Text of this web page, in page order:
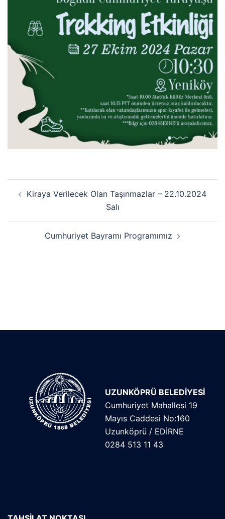
Kiraya Verilecek Olan Taşınmazlar – 22.10.2024
Salı
Cumhuriyet Bayramı Programımız
UZUNKÖPRÜ BELEDİYESİ
Cumhuriyet Mahallesi 19
Mayıs Caddesi No:160
Uzunköprü / EDİRNE
0284 513 11 43